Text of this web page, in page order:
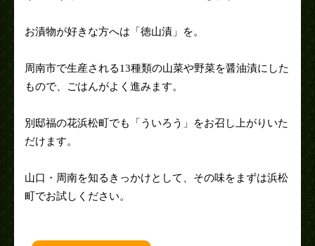
お漬物が好きな方へは「徳山漬」を。
周南市で生産される13種類の山菜や野菜を醤油漬にした
もので、ごはんがよく進みます。
別邸福の花浜松町でも「ういろう」をお召し上がりいた
だけます。
山口・周南を知るきっかけとして、その味をまずは浜松
町でお試しください。